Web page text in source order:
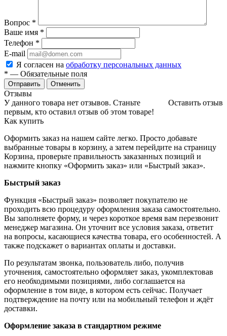
Вопрос *
Ваше имя *
Телефон *
E-mail
Я согласен на обработку персональных данных
* — Обязательные поля
Отменить
Отзывы
Оставить отзыв
У данного товара нет отзывов. Станьте
первым, кто оставил отзыв об этом товаре!
Как купить
Оформить заказ на нашем сайте легко. Просто добавьте
выбранные товары в корзину, а затем перейдите на страницу
Корзина, проверьте правильность заказанных позиций и
нажмите кнопку «Оформить заказ» или «Быстрый заказ».
Быстрый заказ
Функция «Быстрый заказ» позволяет покупателю не
проходить всю процедуру оформления заказа самостоятельно.
Вы заполняете форму, и через короткое время вам перезвонит
менеджер магазина. Он уточнит все условия заказа, ответит
на вопросы, касающиеся качества товара, его особенностей. А
также подскажет о вариантах оплаты и доставки.
По результатам звонка, пользователь либо, получив
уточнения, самостоятельно оформляет заказ, укомплектовав
его необходимыми позициями, либо соглашается на
оформление в том виде, в котором есть сейчас. Получает
подтверждение на почту или на мобильный телефон и ждёт
доставки.
Оформление заказа в стандартном режиме